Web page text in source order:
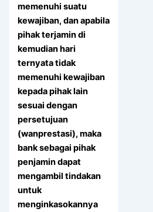
memenuhi suatu
kewajiban, dan apabila
pihak terjamin di
kemudian hari
ternyata tidak
memenuhi kewajiban
kepada pihak lain
sesuai dengan
persetujuan
(wanprestasi), maka
bank sebagai pihak
penjamin dapat
mengambil tindakan
untuk
menginkasokannya